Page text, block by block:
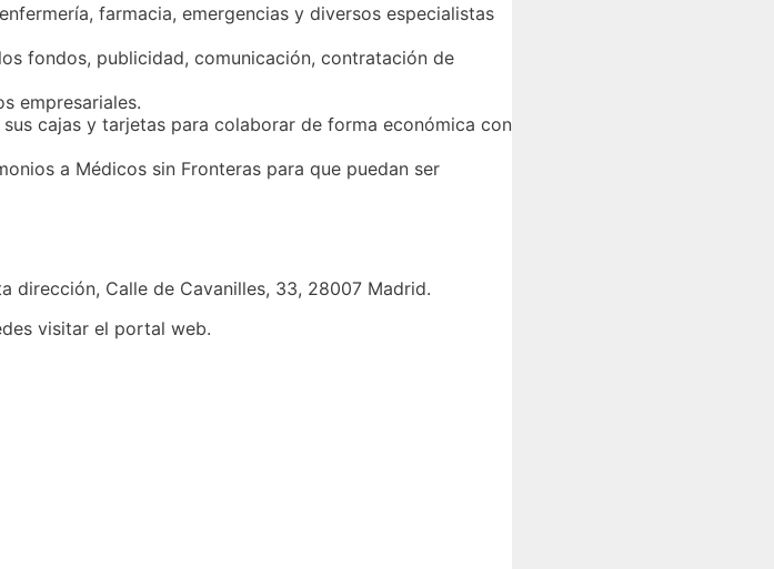
farmacia, emergencias y diversos especialistas
fondos, publicidad, comunicación, contratación de
empresariales.
cajas y tarjetas para colaborar de forma económica con
a Médicos sin Fronteras para que puedan ser
dirección, Calle de Cavanilles, 33, 28007 Madrid.
visitar el portal web.